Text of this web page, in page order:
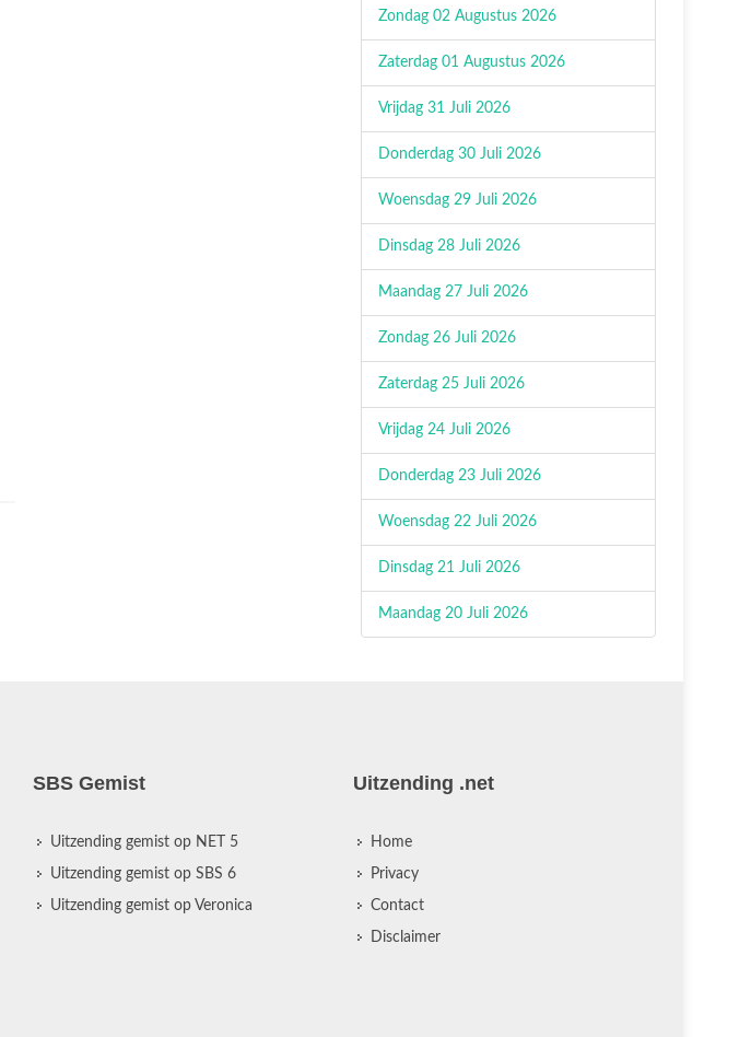
Zondag 02 Augustus 2026
Zaterdag 01 Augustus 2026
Vrijdag 31 Juli 2026
Donderdag 30 Juli 2026
Woensdag 29 Juli 2026
Dinsdag 28 Juli 2026
Maandag 27 Juli 2026
Zondag 26 Juli 2026
Zaterdag 25 Juli 2026
Vrijdag 24 Juli 2026
Donderdag 23 Juli 2026
Woensdag 22 Juli 2026
Dinsdag 21 Juli 2026
Maandag 20 Juli 2026
SBS Gemist
Uitzending gemist op NET 5
Uitzending gemist op SBS 6
Uitzending gemist op Veronica
Uitzending .net
Home
Privacy
Contact
Disclaimer